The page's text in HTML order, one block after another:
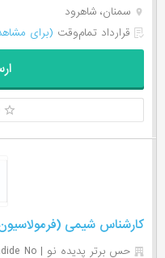
سمنان، شاهرود
قرارداد تمام‌وقت (برای
کارشناس شیمی
حس برتر پدیده نو | Hese Bartar Padide No